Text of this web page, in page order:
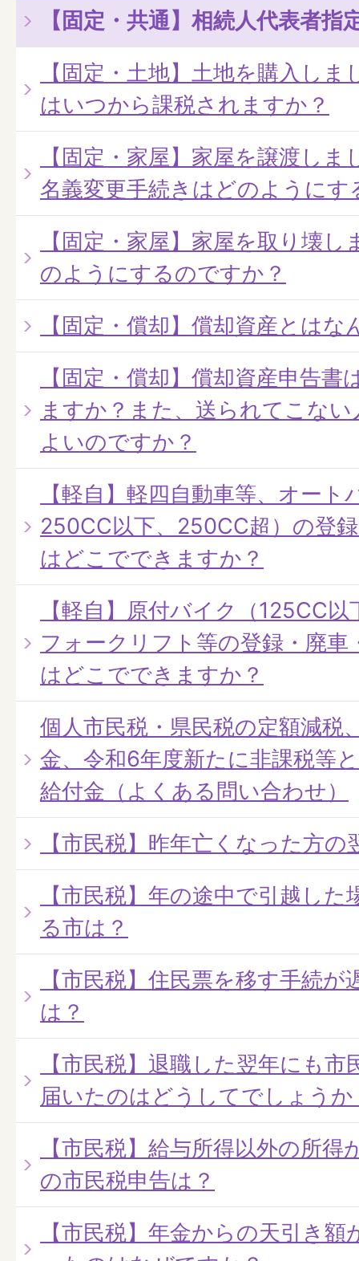
【固定・共通】相続人代表者指
【固定・土地】土地を購入し
はいつから課税されますか？
【固定・家屋】家屋を譲渡し
名義変更手続きはどのようにす
【固定・家屋】家屋を取り壊
のようにするのですか？
【固定・償却】償却資産とはな
【固定・償却】償却資産申告
ますか？また、送られてこな
よいのですか？
【軽自】軽四自動車等、オート
250CC以下、250CC超）の登
はどこでできますか？
【軽自】原付バイク（125CC
フォークリフト等の登録・廃車
はどこでできますか？
個人市民税・県民税の定額減税
金、令和6年度新たに非課税等
給付金（よくある問い合わせ）
【市民税】昨年亡くなった方
【市民税】年の途中で引越し
る市は？
【市民税】住民票を移す手続
は？
【市民税】退職した翌年にも
届いたのはどうしてでしょうか
【市民税】給与所得以外の所
の市民税申告は？
【市民税】年金からの天引き